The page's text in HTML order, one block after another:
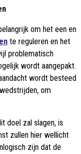
om het een en
te reguleren en het
problematisch
wordt aangepakt.
wordt besteed
om
doel zal slagen, is
zullen hier wellicht
zijn dat de